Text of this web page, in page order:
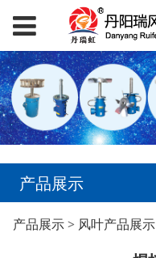
产品展示
焊接轴流
产品展示> 风叶产品展示